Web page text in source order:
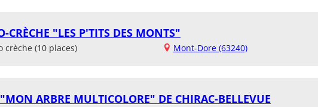
CRÈCHE "LES P'TITS DES MONTS"
crèche (10 places) Mont-Dore (63240)
ARBRE MULTICOLORE" DE CHIRAC-BELLEVUE